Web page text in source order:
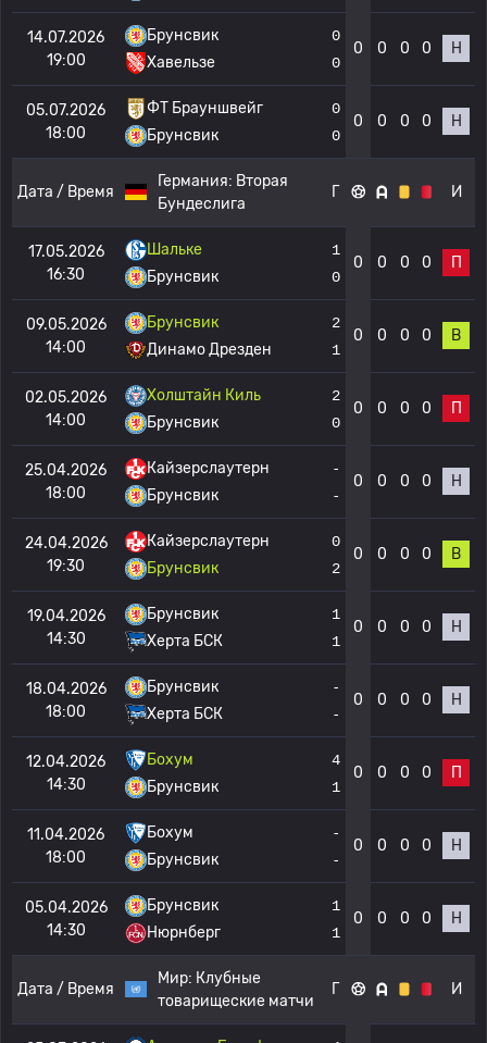
14.07.2026
19:00
Брунсвик
Хавельзе
0
0
0 0 0 0 Н
05.07.2026
18:00
ФТ Брауншвейг
Брунсвик
0
0
0 0 0 0 Н
Дата / Время
Германия: Вторая
Бундеслига
Г И
17.05.2026
16:30
Шальке
Брунсвик
1
0
0 0 0 0 П
09.05.2026
14:00
Брунсвик
Динамо Дрезден
2
1
0 0 0 0 В
02.05.2026
14:00
Холштайн Киль
Брунсвик
2
0
0 0 0 0 П
25.04.2026
18:00
Кайзерслаутерн
Брунсвик
-
-
0 0 0 0 Н
24.04.2026
19:30
Кайзерслаутерн
Брунсвик
0
2
0 0 0 0 В
19.04.2026
14:30
Брунсвик
Херта БСК
1
1
0 0 0 0 Н
18.04.2026
18:00
Брунсвик
Херта БСК
-
-
0 0 0 0 Н
12.04.2026
14:30
Бохум
Брунсвик
4
1
0 0 0 0 П
11.04.2026
18:00
Бохум
Брунсвик
-
-
0 0 0 0 Н
05.04.2026
14:30
Брунсвик
Нюрнберг
1
1
0 0 0 0 Н
Дата / Время
Мир: Клубные
товарищеские матчи
Г И